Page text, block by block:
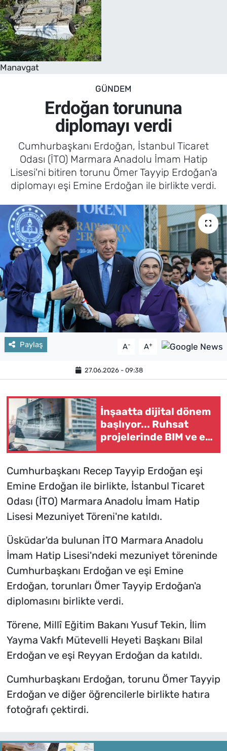
Manavgat
GÜNDEM
Erdoğan torununa
diplomayı verdi
Cumhurbaşkanı Erdoğan, İstanbul Ticaret
Odası (İTO) Marmara Anadolu İmam Hatip
Lisesi'ni bitiren torunu Ömer Tayyip Erdoğan'a
diplomayı eşi Emine Erdoğan ile birlikte verdi.
Paylaş A- A+
27.06.2026 - 09:38
İnşaatta dijital dönem
başlıyor... Ruhsat
projelerinde BIM ve e-
Cumhurbaşkanı Recep Tayyip Erdoğan eşi
Emine Erdoğan ile birlikte, İstanbul Ticaret
Odası (İTO) Marmara Anadolu İmam Hatip
Lisesi Mezuniyet Töreni'ne katıldı.
Üsküdar'da bulunan İTO Marmara Anadolu
İmam Hatip Lisesi'ndeki mezuniyet töreninde
Cumhurbaşkanı Erdoğan ve eşi Emine
Erdoğan, torunları Ömer Tayyip Erdoğan'a
diplomasını birlikte verdi.
Törene, Millî Eğitim Bakanı Yusuf Tekin, İlim
Yayma Vakfı Mütevelli Heyeti Başkanı Bilal
Erdoğan ve eşi Reyyan Erdoğan da katıldı.
Cumhurbaşkanı Erdoğan, torunu Ömer Tayyip
Erdoğan ve diğer öğrencilerle birlikte hatıra
fotoğrafı çektirdi.